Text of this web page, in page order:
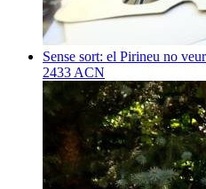
Sense sort: el Pirineu no
2433 ACN